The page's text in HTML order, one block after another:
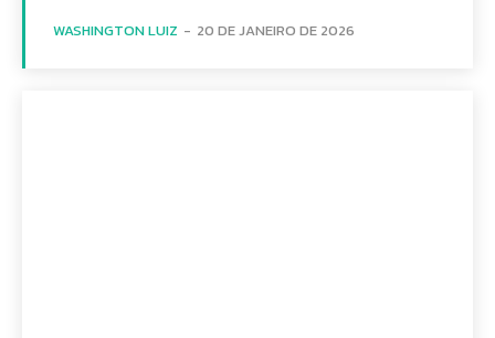
WASHINGTON LUIZ - 20 DE JANEIRO DE 2026